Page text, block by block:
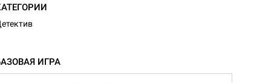
ИГРА